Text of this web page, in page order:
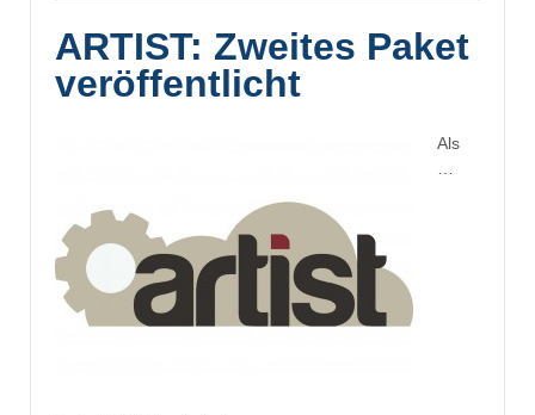
ARTIST: Zweites Paket
veröffentlicht
Als